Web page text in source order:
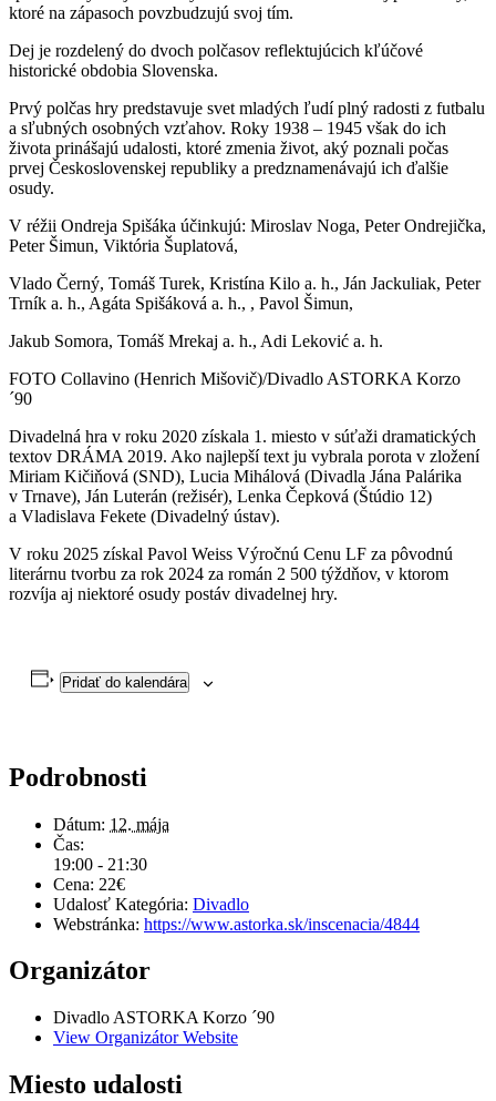
ktoré na zápasoch povzbudzujú svoj tím.
Dej je rozdelený do dvoch polčasov reflektujúcich kľúčové
historické obdobia Slovenska.
Prvý polčas hry predstavuje svet mladých ľudí plný radosti z futbalu
a sľubných osobných vzťahov. Roky 1938 – 1945 však do ich
života prinášajú udalosti, ktoré zmenia život, aký poznali počas
prvej Československej republiky a predznamenávajú ich ďalšie
osudy.
V réžii Ondreja Spišáka účinkujú: Miroslav Noga, Peter Ondrejička,
Peter Šimun, Viktória Šuplatová,
Vlado Černý, Tomáš Turek, Kristína Kilo a. h., Ján Jackuliak, Peter
Trník a. h., Agáta Spišáková a. h., , Pavol Šimun,
Jakub Somora, Tomáš Mrekaj a. h., Adi Leković a. h.
FOTO Collavino (Henrich Mišovič)/Divadlo ASTORKA Korzo
´90
Divadelná hra v roku 2020 získala 1. miesto v súťaži dramatických
textov DRÁMA 2019. Ako najlepší text ju vybrala porota v zložení
Miriam Kičiňová (SND), Lucia Mihálová (Divadla Jána Palárika
v Trnave), Ján Luterán (režisér), Lenka Čepková (Štúdio 12)
a Vladislava Fekete (Divadelný ústav).
V roku 2025 získal Pavol Weiss Výročnú Cenu LF za pôvodnú
literárnu tvorbu za rok 2024 za román 2 500 týždňov, v ktorom
rozvíja aj niektoré osudy postáv divadelnej hry.
Pridať do kalendára
Podrobnosti
Dátum: 12. mája
Čas:
19:00 - 21:30
Cena: 22€
Udalosť Kategória: Divadlo
Webstránka: https://www.astorka.sk/inscenacia/4844
Organizátor
Divadlo ASTORKA Korzo ´90
View Organizátor Website
Miesto udalosti